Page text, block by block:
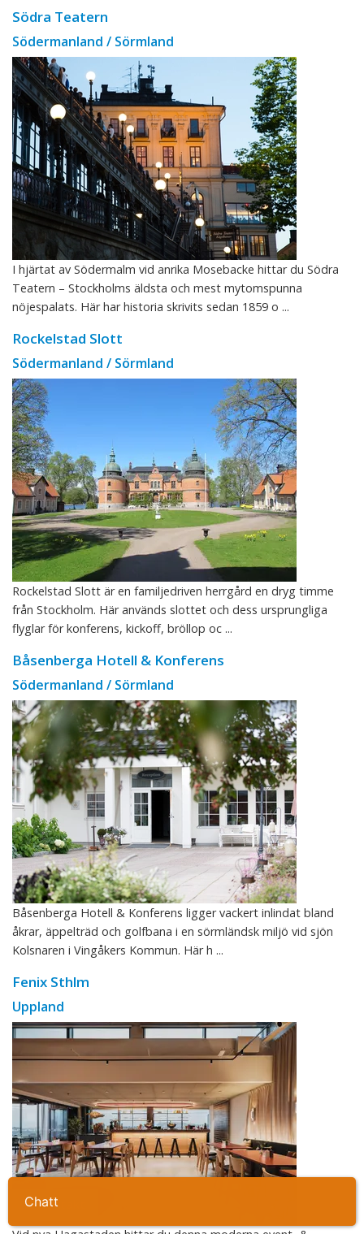
Ta kontakt
Södra Teatern
Södermanland / Sörmland
I hjärtat av Södermalm vid anrika Mosebacke hittar du Södra
Teatern – Stockholms äldsta och mest mytomspunna
nöjespalats. Här har historia skrivits sedan 1859 o ...
Rockelstad Slott
Södermanland / Sörmland
Rockelstad Slott är en familjedriven herrgård en dryg timme
från Stockholm. Här används slottet och dess ursprungliga
flyglar för konferens, kickoff, bröllop oc ...
Båsenberga Hotell & Konferens
Södermanland / Sörmland
Båsenberga Hotell & Konferens ligger vackert inlindat bland
åkrar, äppelträd och golfbana i en sörmländsk miljö vid sjön
Kolsnaren i Vingåkers Kommun. Här h ...
Fenix Sthlm
Uppland